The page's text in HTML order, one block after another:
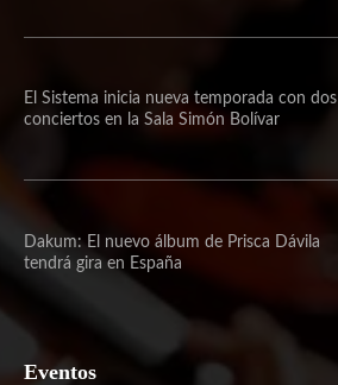
El Sistema inicia nueva temporada con dos
conciertos en la Sala Simón Bolívar
Dakum: El nuevo álbum de Prisca Dávila
tendrá gira en España
Eventos